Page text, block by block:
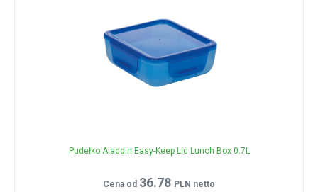
Pudełko Aladdin Easy-Keep Lid Lunch Box 0.7L
Cena od 36.78 PLN netto